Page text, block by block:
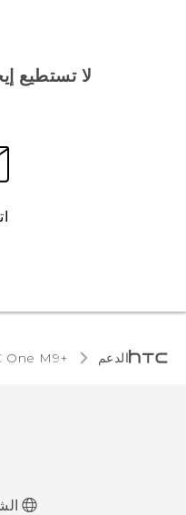
لا تستطيع
الدعم One M9+‎